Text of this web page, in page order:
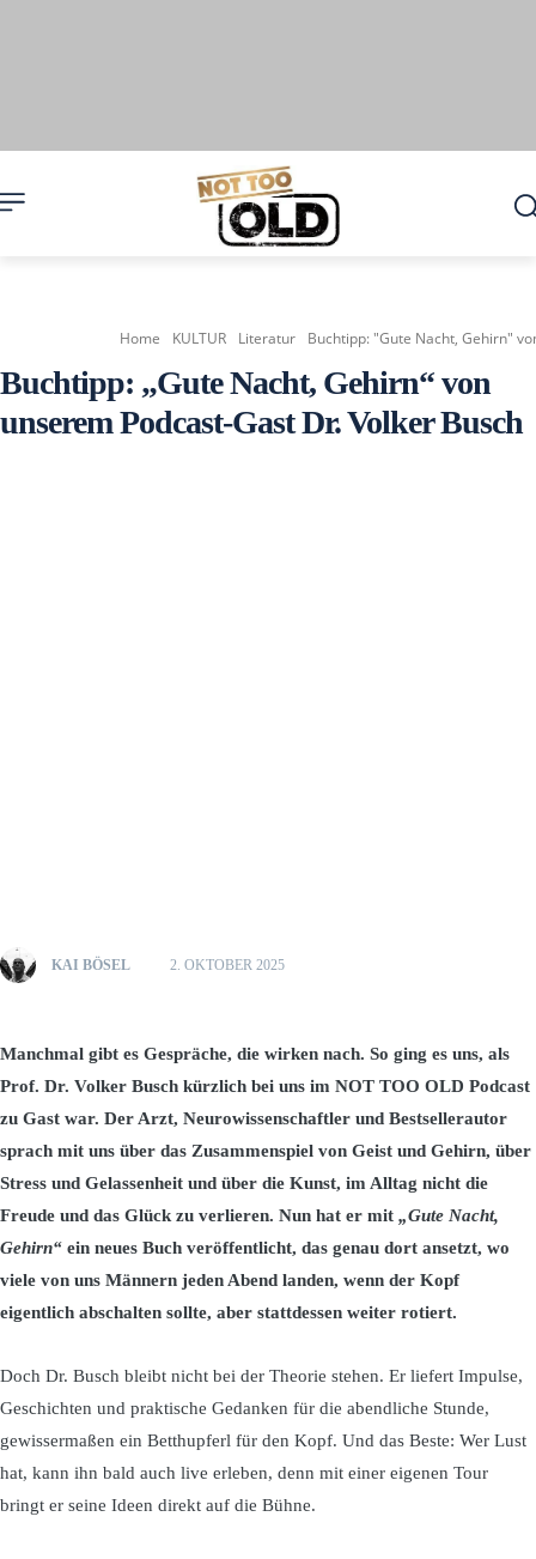
Home KULTUR Literatur Buchtipp: "Gute Nacht, Gehirn"
Buchtipp: „Gute Nacht, Gehirn“ von
unserem Podcast-Gast Dr. Volker Busch
KAI BÖSEL 2. OKTOBER 2025
Manchmal gibt es Gespräche, die wirken nach. So ging es uns, als
Prof. Dr. Volker Busch kürzlich bei uns im NOT TOO OLD Podcast
zu Gast war. Der Arzt, Neurowissenschaftler und Bestsellerautor
sprach mit uns über das Zusammenspiel von Geist und Gehirn, über
Stress und Gelassenheit und über die Kunst, im Alltag nicht die
Freude und das Glück zu verlieren. Nun hat er mit „Gute Nacht,
Gehirn“ ein neues Buch veröffentlicht, das genau dort ansetzt, wo
viele von uns Männern jeden Abend landen, wenn der Kopf
eigentlich abschalten sollte, aber stattdessen weiter rotiert.
Doch Dr. Busch bleibt nicht bei der Theorie stehen. Er liefert Impulse,
Geschichten und praktische Gedanken für die abendliche Stunde,
gewissermaßen ein Betthupferl für den Kopf. Und das Beste: Wer Lust
hat, kann ihn bald auch live erleben, denn mit einer eigenen Tour
bringt er seine Ideen direkt auf die Bühne.